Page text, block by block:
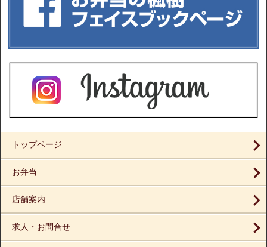
トップページ
お弁当
店舗案内
求人・お問合せ